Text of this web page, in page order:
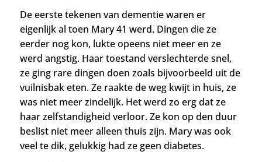
De eerste tekenen van dementie waren er
eigenlijk al toen Mary 41 werd. Dingen die ze
eerder nog kon, lukte opeens niet meer en ze
werd angstig. Haar toestand verslechterde snel,
ze ging rare dingen doen zoals bijvoorbeeld uit de
vuilnisbak eten. Ze raakte de weg kwijt in huis, ze
was niet meer zindelijk. Het werd zo erg dat ze
haar zelfstandigheid verloor. Ze kon op den duur
beslist niet meer alleen thuis zijn. Mary was ook
veel te dik, gelukkig had ze geen diabetes.